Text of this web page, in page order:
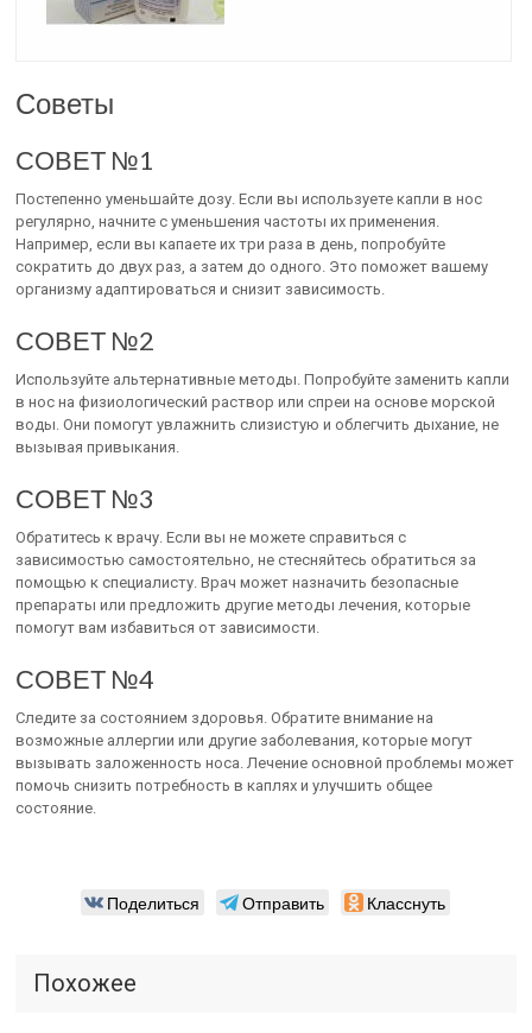
Советы
СОВЕТ №1
Постепенно уменьшайте дозу. Если вы используете капли в нос
регулярно, начните с уменьшения частоты их применения.
Например, если вы капаете их три раза в день, попробуйте
сократить до двух раз, а затем до одного. Это поможет вашему
организму адаптироваться и снизит зависимость.
СОВЕТ №2
Используйте альтернативные методы. Попробуйте заменить капли
в нос на физиологический раствор или спреи на основе морской
воды. Они помогут увлажнить слизистую и облегчить дыхание, не
вызывая привыкания.
СОВЕТ №3
Обратитесь к врачу. Если вы не можете справиться с
зависимостью самостоятельно, не стесняйтесь обратиться за
помощью к специалисту. Врач может назначить безопасные
препараты или предложить другие методы лечения, которые
помогут вам избавиться от зависимости.
СОВЕТ №4
Следите за состоянием здоровья. Обратите внимание на
возможные аллергии или другие заболевания, которые могут
вызывать заложенность носа. Лечение основной проблемы может
помочь снизить потребность в каплях и улучшить общее
состояние.
Поделиться Отправить Класснуть
Похожее